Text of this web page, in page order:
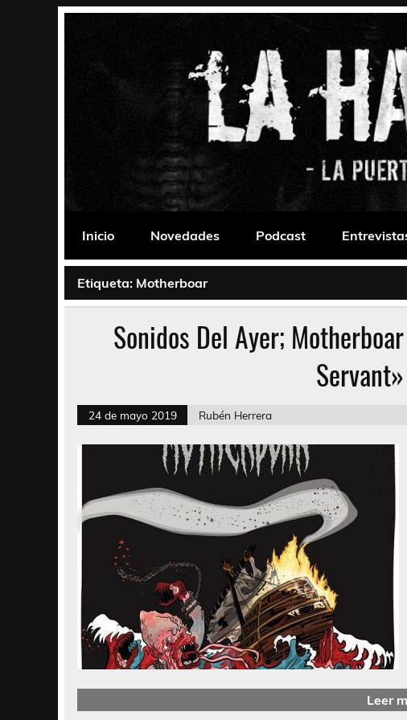
La Habitación 235
Inicio
Novedades Podcast
Etiqueta: Motherboar
Sonidos Del Ayer;
24 de mayo 2019 Rubén Herrera
Leer